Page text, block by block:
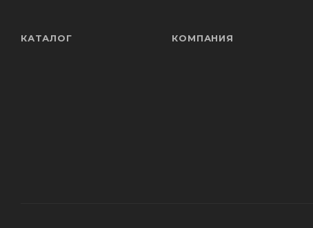
КАТАЛОГ КОМПАНИЯ